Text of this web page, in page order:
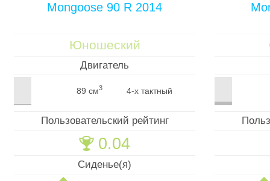
Mongoose 90 R 2014
Юношеский
Двигатель
89 см3 4-х тактный
Пользовательский рейтинг
🏆 0.04
Сиденье(я)